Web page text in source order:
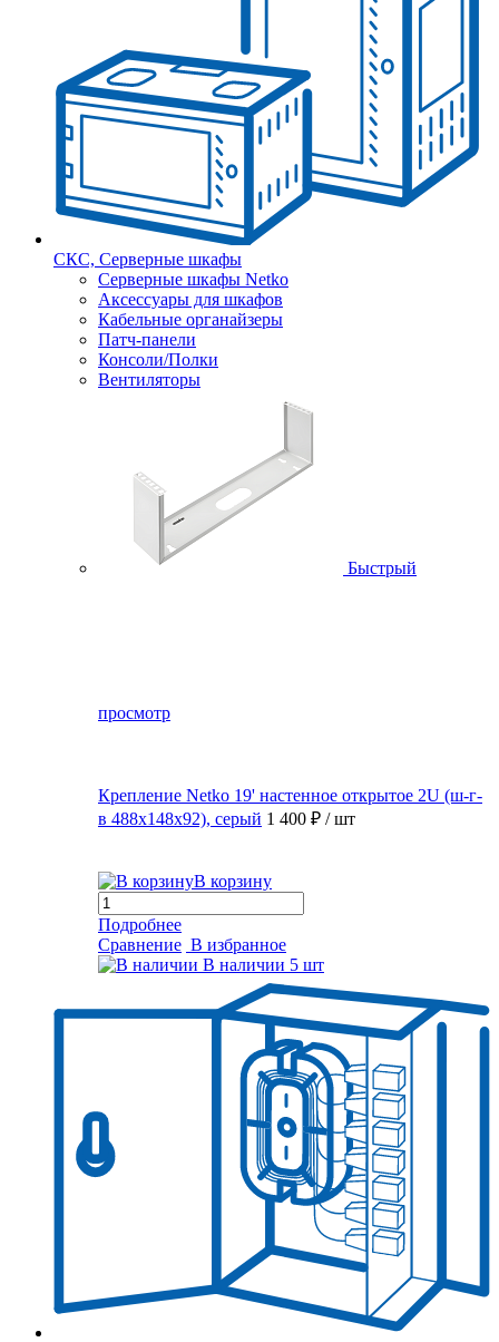
СКС, Серверные шкафы
Серверные шкафы Netko
Аксессуары для шкафов
Кабельные органайзеры
Патч-панели
Консоли/Полки
Вентиляторы
Быстрый
просмотр
Крепление Netko 19' настенное открытое 2U (ш-г-
в 488х148х92), серый 1 400 ₽ / шт
В корзину
Подробнее
Сравнение В избранное
В наличии 5 шт